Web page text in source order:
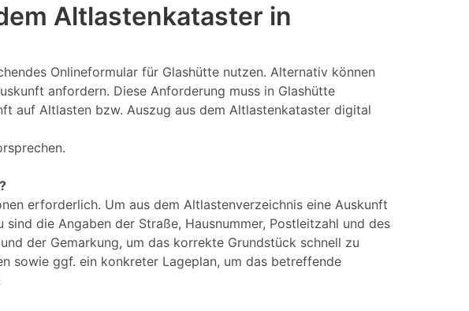
Altlastenkataster in
Onlineformular für Glashütte nutzen. Alternativ können
anfordern. Diese Anforderung muss in Glashütte
auf Altlasten bzw. Auszug aus dem Altlastenkataster digital
erforderlich. Um aus dem Altlastenverzeichnis eine Auskunft
die Angaben der Straße, Hausnummer, Postleitzahl und des
der Gemarkung, um das korrekte Grundstück schnell zu
sowie ggf. ein konkreter Lageplan, um das betreffende